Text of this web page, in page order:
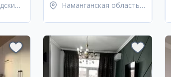
Наманганская область,